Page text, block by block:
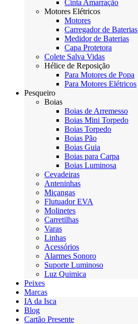
Cinta Amarração
Motores Elétricos
Motores
Carregador de Baterias
Medidor de Baterias
Capa Protetora
Colete Salva Vidas
Hélice de Reposição
Para Motores de Popa
Para Motores Elétricos
Pesqueiro
Boias
Boias de Arremesso
Boias Mini Torpedo
Boias Torpedo
Boias Pão
Boias Guia
Boias para Carpa
Boias Luminosa
Cevadeiras
Anteninhas
Miçangas
Flutuador EVA
Molinetes
Carretilhas
Varas
Linhas
Acessórios
Alarmes Sonoro
Suporte Luminoso
Luz Quimica
Peixes
Marcas
IA da Isca
Blog
Cartão Presente